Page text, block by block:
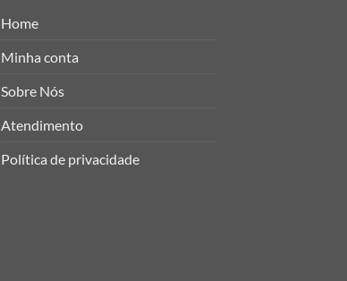
Home
Minha conta
Sobre Nós
Atendimento
Política de privacidade